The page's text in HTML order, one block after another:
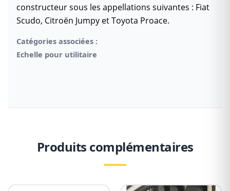
constructeur sous les appellations suivantes : Fiat
Scudo, Citroën Jumpy et Toyota Proace.
Catégories associées :
Echelle pour utilitaire
Produits complémentaires